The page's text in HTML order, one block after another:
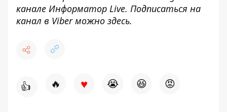
канале Информатор Live. Подписаться на
канал в Viber можно здесь.
👍 🔥 ♥ 😭 😆 😡